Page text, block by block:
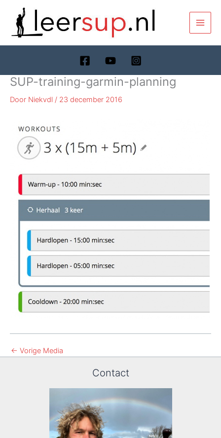
SUP-training-garmin-planning
Door Niekvdl / 23 december 2016
← Vorige Media
Contact